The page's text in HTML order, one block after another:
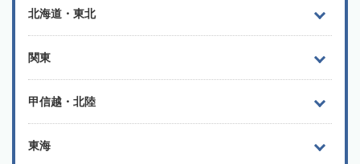
北海道・東北
関東
甲信越・北陸
東海